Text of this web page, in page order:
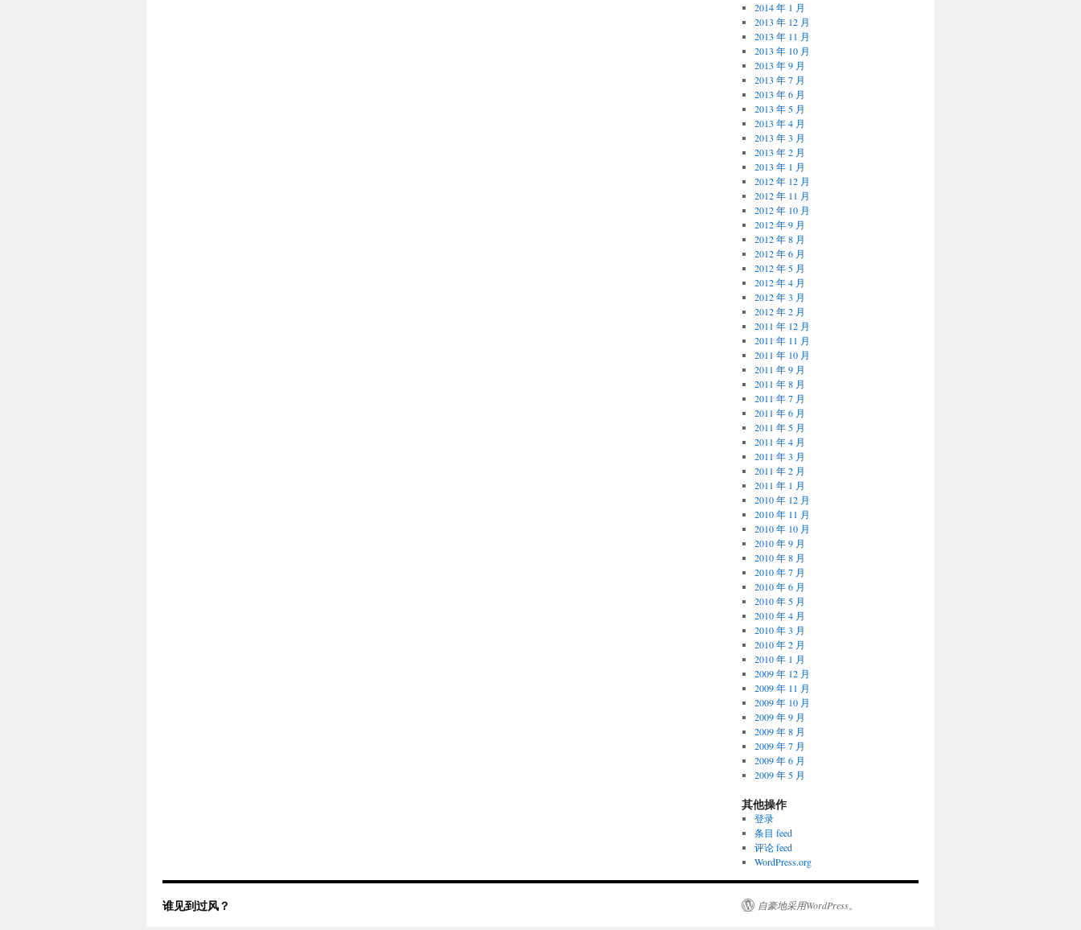
2014 年 1 月
2013 年 12 月
2013 年 11 月
2013 年 10 月
2013 年 9 月
2013 年 7 月
2013 年 6 月
2013 年 5 月
2013 年 4 月
2013 年 3 月
2013 年 2 月
2013 年 1 月
2012 年 12 月
2012 年 11 月
2012 年 10 月
2012 年 9 月
2012 年 8 月
2012 年 6 月
2012 年 5 月
2012 年 4 月
2012 年 3 月
2012 年 2 月
2011 年 12 月
2011 年 11 月
2011 年 10 月
2011 年 9 月
2011 年 8 月
2011 年 7 月
2011 年 6 月
2011 年 5 月
2011 年 4 月
2011 年 3 月
2011 年 2 月
2011 年 1 月
2010 年 12 月
2010 年 11 月
2010 年 10 月
2010 年 9 月
2010 年 8 月
2010 年 7 月
2010 年 6 月
2010 年 5 月
2010 年 4 月
2010 年 3 月
2010 年 2 月
2010 年 1 月
2009 年 12 月
2009 年 11 月
2009 年 10 月
2009 年 9 月
2009 年 8 月
2009 年 7 月
2009 年 6 月
2009 年 5 月
其他操作
登录
条目 feed
评论 feed
WordPress.org
谁见到过风？ 自豪地采用WordPress。